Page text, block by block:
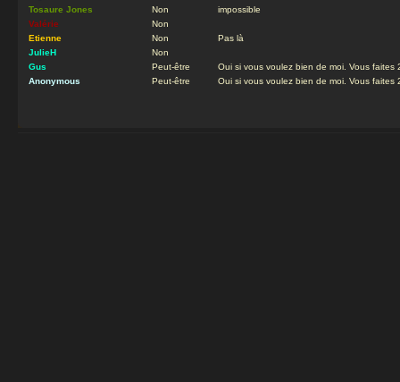
Tosaure Jones
Non
impossible
Valérie
Non
Etienne
Non
Pas là
JulieH
Non
Gus
Peut-être
Oui si vous voulez bien de moi. Vous faites
Anonymous
Peut-être Oui si vous voulez bien de moi. Vous faites